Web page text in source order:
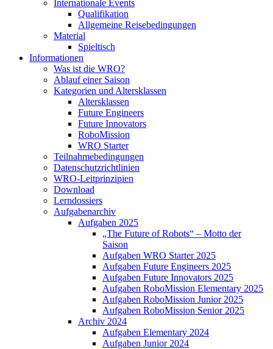
Internationale Events
Qualifikation
Allgemeine Reisebedingungen
Material
Spieltisch
Informationen
Was ist die WRO?
Ablauf einer Saison
Kategorien und Altersklassen
Altersklassen
Future Engineers
Future Innovators
RoboMission
WRO Starter
Teilnahmebedingungen
Datenschutzrichtlinien
WRO-Leitprinzipien
Download
Lerndossiers
Aufgabenarchiv
Aufgaben 2025
„The Future of Robots“ – Motto der
Saison
Aufgaben WRO Starter 2025
Aufgaben Future Engineers 2025
Aufgaben Future Innovators 2025
Aufgaben RoboMission Elementary 2025
Aufgaben RoboMission Junior 2025
Aufgaben RoboMission Senior 2025
Archiv 2024
Aufgaben Elementary 2024
Aufgaben Junior 2024